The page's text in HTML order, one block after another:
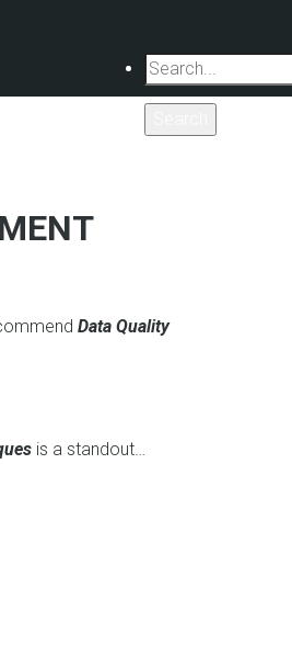
Search
Data Quality
is a standout…